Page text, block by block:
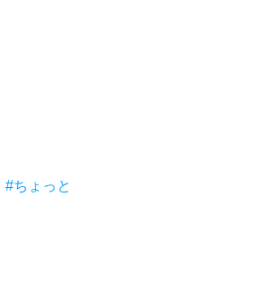
#ちょっと